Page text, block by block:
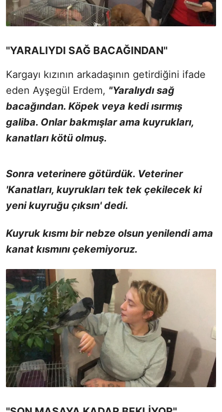
''YARALIYDI SAĞ BACAĞINDAN''
Kargayı kızının arkadaşının getirdiğini ifade
eden Ayşegül Erdem, "Yaralıydı sağ
bacağından. Köpek veya kedi ısırmış
galiba. Onlar bakmışlar ama kuyrukları,
kanatları kötü olmuş.
Sonra veterinere götürdük. Veteriner
'Kanatları, kuyrukları tek tek çekilecek ki
yeni kuyruğu çıksın' dedi.
Kuyruk kısmı bir nebze olsun yenilendi ama
kanat kısmını çekemiyoruz.